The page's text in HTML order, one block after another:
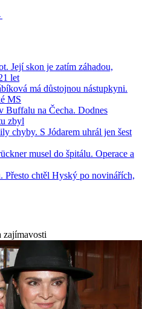
Její skon je zatím záhadou,
let
má důstojnou nástupkyni.
MS
Buffalu na Čecha. Dodnes
zbyl
chyby. S Jódarem uhrál jen šest
musel do špitálu. Operace a
Přesto chtěl Hyský po novinářích,
zajímavosti